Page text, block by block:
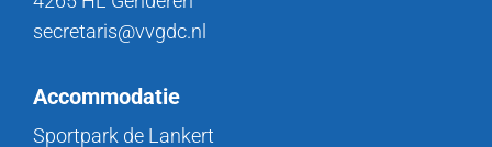
secretaris@vvgdc.nl
Accommodatie
Sportpark de Lankert